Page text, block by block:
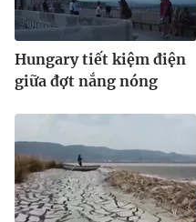
Hungary tiết kiệm điện
giữa đợt nắng nóng